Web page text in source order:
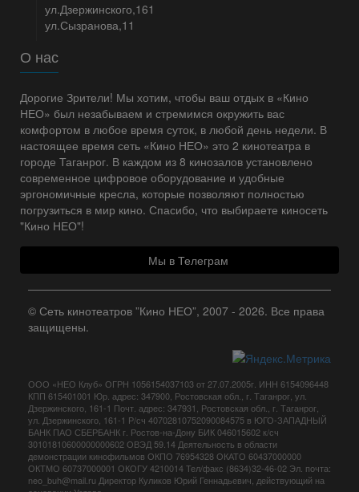
ул.Дзержинского,161
ул.Сызранова,11
О нас
Дорогие Зрители! Мы хотим, чтобы ваш отдых в «Кино
НЕО» был незабываем и стремимся окружить вас
комфортом в любое время суток, в любой день недели. В
настоящее время сеть «Кино НЕО» это 2 кинотеатра в
городе Таганрог. В каждом из 8 кинозалов установлено
современное цифровое оборудование и удобные
эргономичные кресла, которые позволяют полностью
погрузиться в мир кино. Спасибо, что выбираете киносеть
"Кино НЕО"!
Мы в Телеграм
© Сеть кинотеатров ”Кино НЕО”, 2007 - 2026. Все права
защищены.
ООО «НЕО Клуб» ОГРН 1056154037103 от 27.07.2005г. ИНН 6154096448
КПП 615401001 Юр. адрес: 347900, Ростовская обл., г. Таганрог, ул.
Дзержинского, 161-1 Почт. адрес: 347931, Ростовская обл., г. Таганрог,
ул. Дзержинского, 161-1 Р/сч 40702810752090084575 в ЮГО-ЗАПАДНЫЙ
БАНК ПАО СБЕРБАНК г. Ростов-на-Дону БИК 046015602 к/сч
30101810600000000602 ОВЭД 59.14 Деятельность в области
демонстрации кинофильмов ОКПО 76954328 ОКАТО 60437000000
ОКТМО 60737000001 ОКОГУ 4210014 Тел/факс (8634)32-46-02 Эл. почта:
neo_buh@mail.ru Директор Куликов Юрий Геннадьевич, действующий на